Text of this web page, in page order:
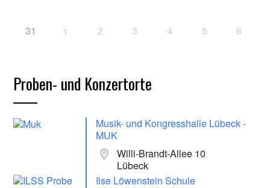
31 1 2 3 4 5 6
Proben- und Konzertorte
Musik- und Kongresshalle Lübeck -
MUK
Willi-Brandt-Allee 10
Lübeck
Ilse Löwenstein Schule